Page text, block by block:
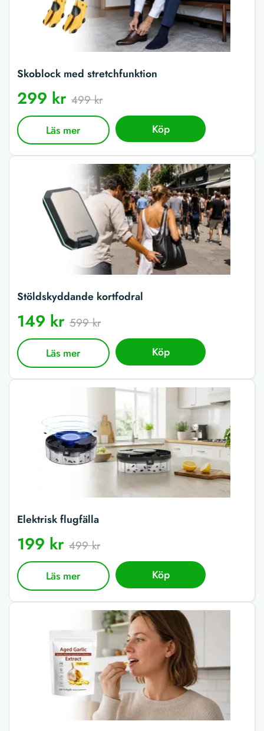
Skoblock med stretchfunktion
299 kr 499 kr
Läs mer Köp
Stöldskyddande kortfodral
149 kr 599 kr
Läs mer Köp
Elektrisk flugfälla
199 kr 499 kr
Läs mer Köp